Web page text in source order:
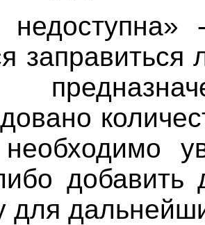
добавить
для